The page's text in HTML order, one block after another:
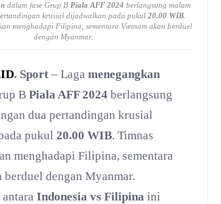
dalam fase Grup B Piala AFF 2024 berlangsung malam
krusial dijadwalkan pada pukul 20.00 WIB.
menghadapi Filipina, sementara Vietnam akan berduel
dengan Myanmar.
. Sport – Lagamenegangkan
BPiala AFF 2024 berlangsung
dua pertandingan krusial
pukul20.00 WIB. Timnas
menghadapi Filipina, sementara
berduel dengan Myanmar.
antaraIndonesia vs Filipina ini